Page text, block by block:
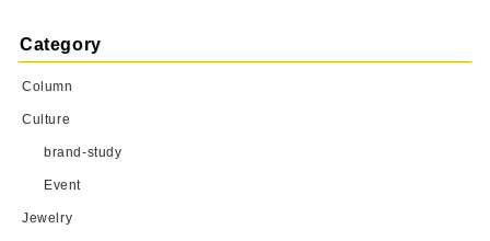
Category
Column
Culture
brand-study
Event
Jewelry